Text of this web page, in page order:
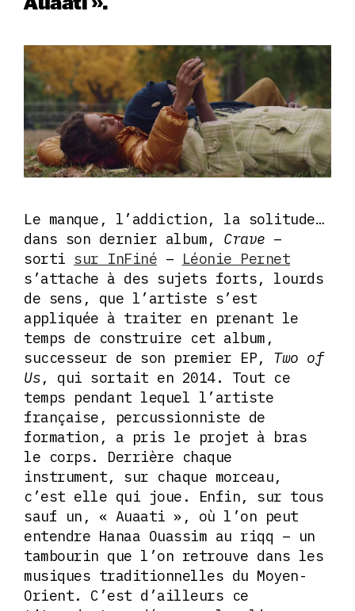
Le manque, l’addiction, la solitude…
dans son dernier album, Crave –
sorti sur InFiné – Léonie Pernet
s’attache à des sujets forts, lourds
de sens, que l’artiste s’est
appliquée à traiter en prenant le
temps de construire cet album,
successeur de son premier EP, Two of
Us, qui sortait en 2014. Tout ce
temps pendant lequel l’artiste
française, percussionniste de
formation, a pris le projet à bras
le corps. Derrière chaque
instrument, sur chaque morceau,
c’est elle qui joue. Enfin, sur tous
sauf un, « Auaati », où l’on peut
entendre Hanaa Ouassim au riqq – un
tambourin que l’on retrouve dans les
musiques traditionnelles du Moyen-
Orient. C’est d’ailleurs ce